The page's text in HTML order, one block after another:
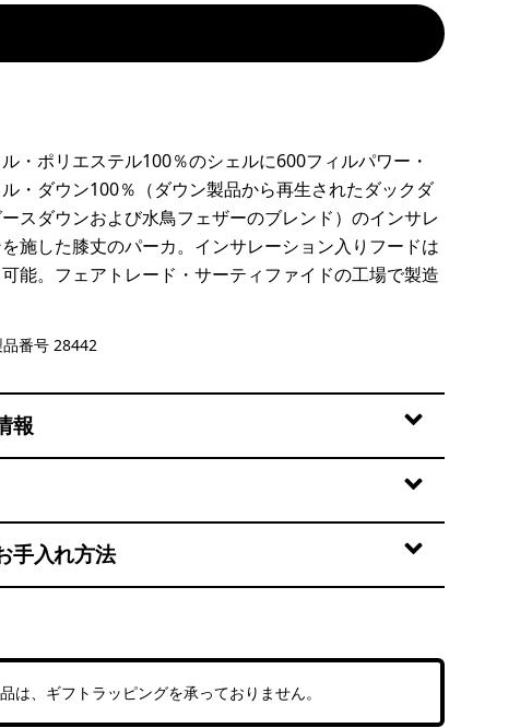
・ポリエステル100％のシェルに600フィルパワー・
・ダウン100％（ダウン製品から再生されたダックダ
スダウンおよび水鳥フェザーのブレンド）のインサレ
施した膝丈のパーカ。インサレーション入りフードは
能。フェアトレード・サーティファイドの工場で製造
Grey
番号 28442
報
手入れ方法
は、ギフトラッピングを承っておりません。